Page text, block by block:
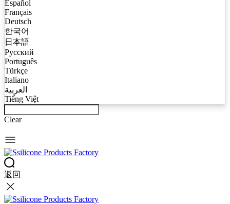
Español
Français
Deutsch
한국어
日本語
Русский
Português
Türkçe
Italiano
العربية
Tiếng Việt
Clear
返回